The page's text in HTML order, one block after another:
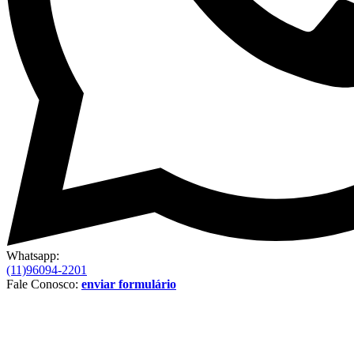
Whatsapp:
(11)96094-2201
Fale Conosco: enviar formulário